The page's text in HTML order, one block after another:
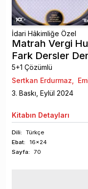
İdari Hâkimliğe Özel
Matrah Vergi
Fark Dersler
5+1 Çözümlü
Sertkan Erdurmaz,
3. Baskı, Eylül 2024
Kitabın Detayları
Dili:
Türkçe
Ebat:
16x24
Sayfa: 70